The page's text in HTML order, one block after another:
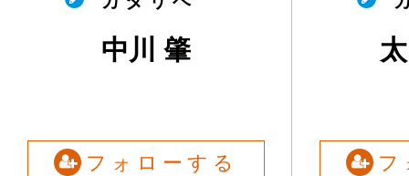
中川 肇
フォローする